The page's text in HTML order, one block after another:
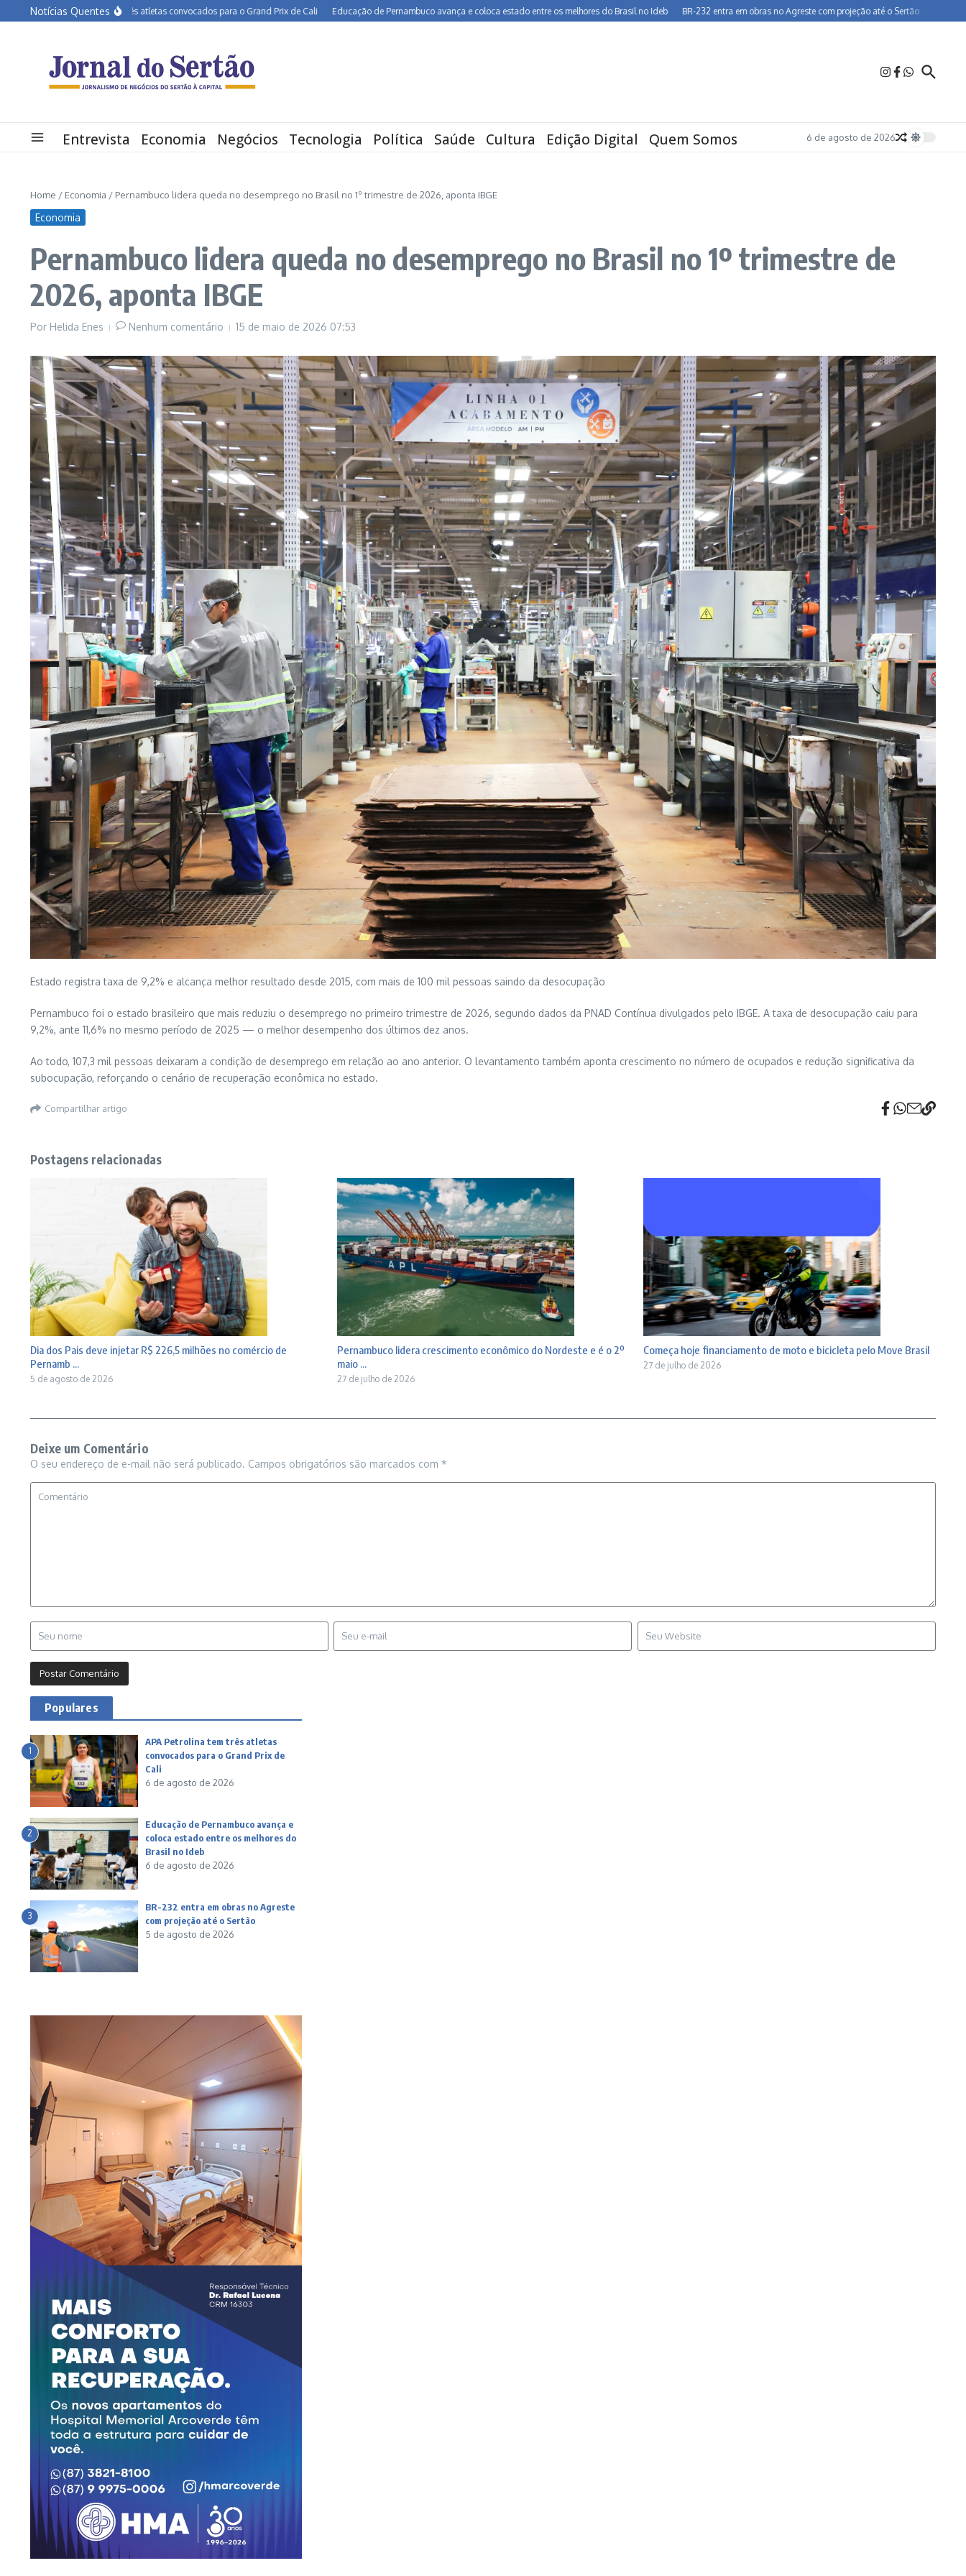
Ir para o conteúdo
Notícias Quentes
APA Petrolina tem três atletas convocados para o Grand Prix de Cali Educação de Pernambuco avança e coloca estado entre os melhores do Brasil no Ideb BR-232 entra em obras no Agreste com projeção até o Sertão Dia dos Pais
Entrevista Economia Negócios Tecnologia Política Saúde Cultura Edição Digital Quem Somos 6 de agosto de 2026
Home / Economia / Pernambuco lidera queda no desemprego no Brasil no 1º trimestre de 2026, aponta IBGE
Economia
Pernambuco lidera queda no desemprego no Brasil no 1º trimestre de
2026, aponta IBGE
Por Helida Enes Nenhum comentário 15 de maio de 2026 07:53
Estado registra taxa de 9,2% e alcança melhor resultado desde 2015, com mais de 100 mil pessoas saindo da desocupação
Pernambuco foi o estado brasileiro que mais reduziu o desemprego no primeiro trimestre de 2026, segundo dados da PNAD Contínua divulgados pelo IBGE. A taxa de desocupação caiu para
9,2%, ante 11,6% no mesmo período de 2025 — o melhor desempenho dos últimos dez anos.
Ao todo, 107,3 mil pessoas deixaram a condição de desemprego em relação ao ano anterior. O levantamento também aponta crescimento no número de ocupados e redução significativa da
subocupação, reforçando o cenário de recuperação econômica no estado.
Compartilhar artigo
Postagens relacionadas
Dia dos Pais deve injetar R$ 226,5 milhões no comércio de
Pernamb ...
5 de agosto de 2026
Pernambuco lidera crescimento econômico do Nordeste e é o 2º
maio ...
27 de julho de 2026
Começa hoje financiamento de moto e bicicleta pelo Move Brasil
27 de julho de 2026
Deixe um Comentário
O seu endereço de e-mail não será publicado. Campos obrigatórios são marcados com *
Populares
1
APA Petrolina tem três atletas
convocados para o Grand Prix de
Cali
6 de agosto de 2026
2
Educação de Pernambuco avança e
coloca estado entre os melhores do
Brasil no Ideb
6 de agosto de 2026
3
BR-232 entra em obras no Agreste
com projeção até o Sertão
5 de agosto de 2026